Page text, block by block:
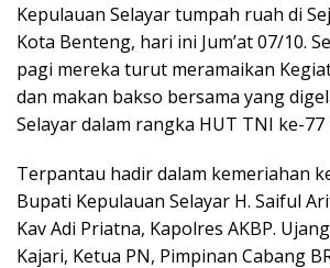
Kepulauan Selayar tumpah ruah di
Kota Benteng, hari ini Jum’at 07/10.
pagi mereka turut meramaikan
dan makan bakso bersama yang
Selayar dalam rangka HUT TNI ke-77
Terpantau hadir dalam kemeriahan
Bupati Kepulauan Selayar H. Saiful
Kav Adi Priatna, Kapolres AKBP.
Kajari, Ketua PN, Pimpinan Cabang